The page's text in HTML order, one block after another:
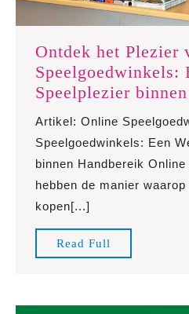
Ontdek het Plezier
Speelgoedwinkels:
Speelplezier
Artikel: Online
Speelgoedwinkels: Een
binnen Handbereik
hebben de manier
kopen[...]
Read Full
Full